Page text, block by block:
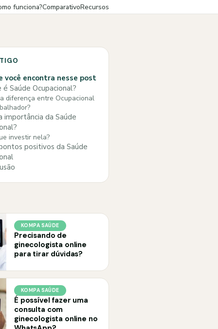
funciona?ComparativoRecursos
você encontra nesse post
é Saúde Ocupacional?
diferença entre Ocupacional
importância da Saúde
investir nela?
positivos da Saúde
KOMPA SAÚDE
Precisando de
ginecologista online
para tirar dúvidas?
KOMPA SAÚDE
É possível fazer uma
consulta com
ginecologista online no